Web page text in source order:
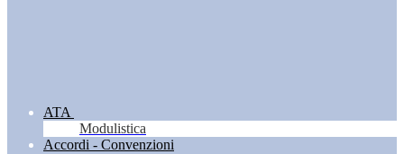
ATA
Modulistica
Accordi - Convenzioni